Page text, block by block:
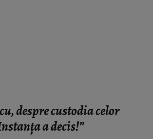
despre custodia celor
a decis!”